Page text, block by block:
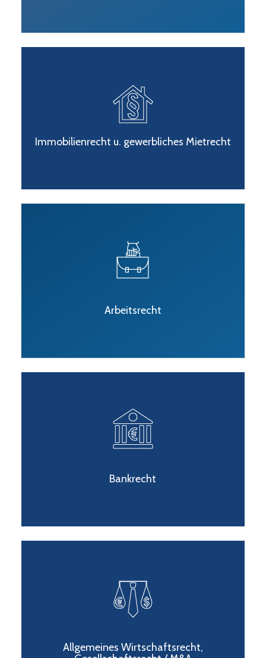
Immobilienrecht u. gewerbliches Mietrecht
Arbeitsrecht
Bankrecht
Allgemeines Wirtschaftsrecht,